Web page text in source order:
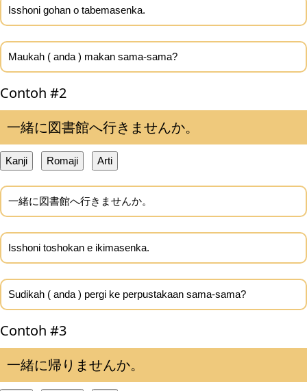
Isshoni gohan o tabemasenka.
Maukah ( anda ) makan sama-sama?
Contoh #2
一緒に図書館へ行きませんか。
Kanji Romaji Arti
一緒に図書館へ行きませんか。
Isshoni toshokan e ikimasenka.
Sudikah ( anda ) pergi ke perpustakaan sama-sama?
Contoh #3
一緒に帰りませんか。